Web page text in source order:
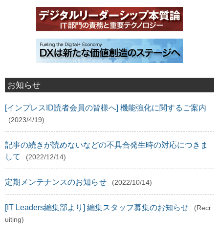
お知らせ
[インプレスID読者会員の皆様へ] 機能強化に関するご案内
(2023/4/19)
記事の続きが読めないなどの不具合発生時の対応につきま
して
(2022/12/14)
定期メンテナンスのお知らせ (2022/10/14)
[IT Leaders編集部より] 編集スタッフ募集のお知らせ
(Recr
uiting)